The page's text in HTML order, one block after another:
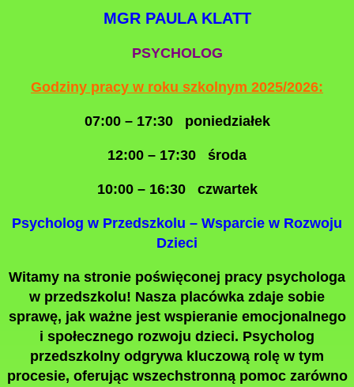
MGR PAULA KLATT
PSYCHOLOG
Godziny pracy w roku szkolnym 2025/2026:
07:00 – 17:30 poniedziałek
12:00 – 17:30 środa
10:00 – 16:30 czwartek
Psycholog w Przedszkolu – Wsparcie w Rozwoju
Dzieci
Witamy na stronie poświęconej pracy psychologa
w przedszkolu! Nasza placówka zdaje sobie
sprawę, jak ważne jest wspieranie emocjonalnego
i społecznego rozwoju dzieci. Psycholog
przedszkolny odgrywa kluczową rolę w tym
procesie, oferując wszechstronną pomoc zarówno